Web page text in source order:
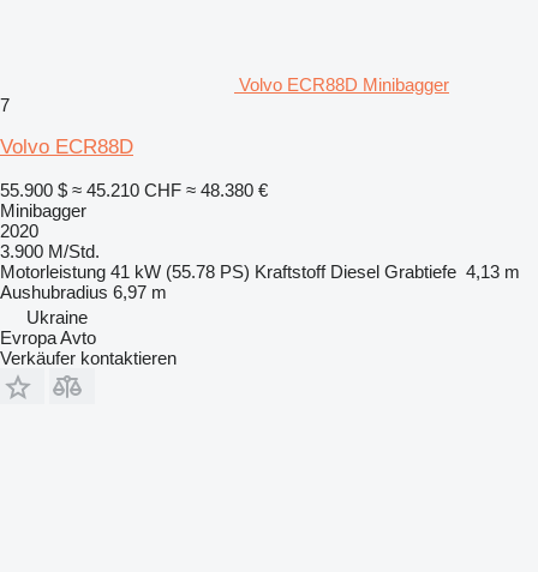
Volvo ECR88D Minibagger
7
Volvo ECR88D
55.900 $ ≈ 45.210 CHF ≈ 48.380 €
Minibagger
2020
3.900 M/Std.
Motorleistung 41 kW (55.78 PS) Kraftstoff Diesel Grabtiefe 4,13 m
Aushubradius 6,97 m
Ukraine
Evropa Avto
Verkäufer kontaktieren